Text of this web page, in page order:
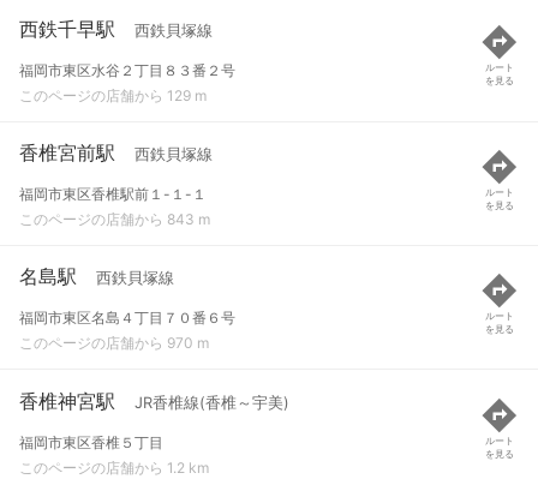
西鉄千早駅 西鉄貝塚線
福岡市東区水谷２丁目８３番２号
このページの店舗から 129 m
ルート
を見る
香椎宮前駅 西鉄貝塚線
福岡市東区香椎駅前１-１-１
このページの店舗から 843 m
ルート
を見る
名島駅 西鉄貝塚線
福岡市東区名島４丁目７０番６号
このページの店舗から 970 m
ルート
を見る
香椎神宮駅 JR香椎線(香椎～宇美)
福岡市東区香椎５丁目
このページの店舗から 1.2 km
ルート
を見る